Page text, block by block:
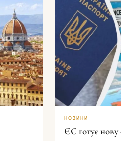
НОВИНИ
ЄС готує нову